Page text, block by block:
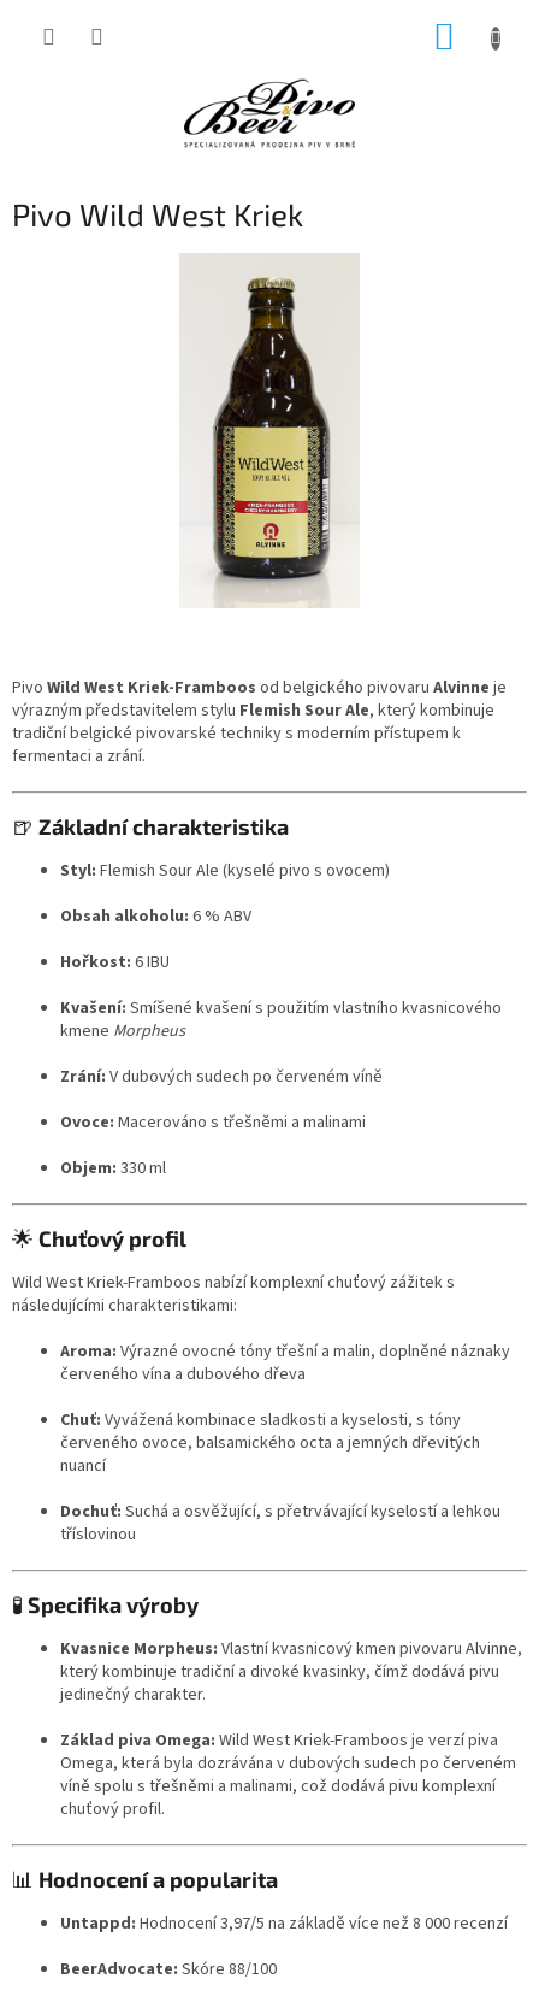
Pivo Wild West Kriek
Pivo Wild West Kriek-Framboos od belgického pivovaru Alvinne je
výrazným představitelem stylu Flemish Sour Ale, který kombinuje
tradiční belgické pivovarské techniky s moderním přístupem k
fermentaci a zrání.
🍺 Základní charakteristika
Styl: Flemish Sour Ale (kyselé pivo s ovocem)
Obsah alkoholu: 6 % ABV
Hořkost: 6 IBU
Kvašení: Smíšené kvašení s použitím vlastního kvasnicového
kmene Morpheus
Zrání: V dubových sudech po červeném víně
Ovoce: Macerováno s třešněmi a malinami
Objem: 330 ml
🌟 Chuťový profil
Wild West Kriek-Framboos nabízí komplexní chuťový zážitek s
následujícími charakteristikami:
Aroma: Výrazné ovocné tóny třešní a malin, doplněné náznaky
červeného vína a dubového dřeva
Chuť: Vyvážená kombinace sladkosti a kyselosti, s tóny
červeného ovoce, balsamického octa a jemných dřevitých
nuancí
Dochuť: Suchá a osvěžující, s přetrvávající kyselostí a lehkou
tříslovinou
🧪 Specifika výroby
Kvasnice Morpheus: Vlastní kvasnicový kmen pivovaru Alvinne,
který kombinuje tradiční a divoké kvasinky, čímž dodává pivu
jedinečný charakter.
Základ piva Omega: Wild West Kriek-Framboos je verzí piva
Omega, která byla dozrávána v dubových sudech po červeném
víně spolu s třešněmi a malinami, což dodává pivu komplexní
chuťový profil.
📊 Hodnocení a popularita
Untappd: Hodnocení 3,97/5 na základě více než 8 000 recenzí
BeerAdvocate: Skóre 88/100